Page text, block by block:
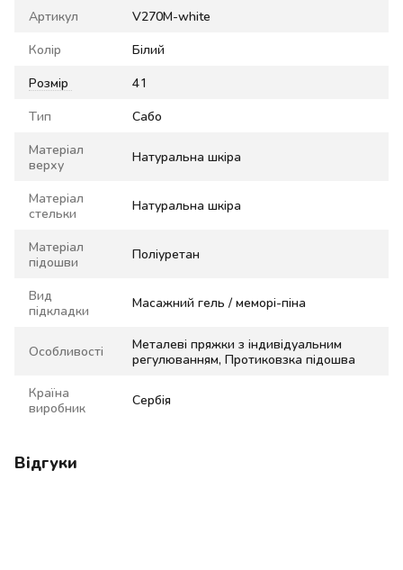
Артикул V270M-white
Колір Білий
Розмір 41
Тип Сабо
Матеріал
верху
Натуральна шкіра
Матеріал
стельки
Натуральна шкіра
Матеріал
підошви
Поліуретан
Вид
підкладки
Масажний гель / меморі-піна
Особливості
Металеві пряжки з індивідуальним
регулюванням, Протиковзка підошва
Країна
виробник
Сербія
Відгуки